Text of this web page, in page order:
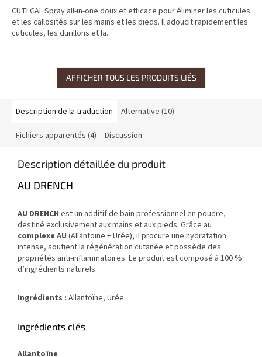
CUTI CAL Spray all-in-one doux et efficace pour éliminer les cuticules
et les callosités sur les mains et les pieds. Il adoucit rapidement les
cuticules, les durillons et la...
AFFICHER TOUS LES PRODUITS LIÉS
Description de la traduction Alternative (10)
Fichiers apparentés (4) Discussion
Description détaillée du produit
AU DRENCH
AU DRENCH est un additif de bain professionnel en poudre,
destiné exclusivement aux mains et aux pieds. Grâce au
complexe AU (Allantoïne + Urée), il procure une hydratation
intense, soutient la régénération cutanée et possède des
propriétés anti-inflammatoires. Le produit est composé à 100 %
d’ingrédients naturels.
Ingrédients : Allantoïne, Urée
Ingrédients clés
Allantoïne